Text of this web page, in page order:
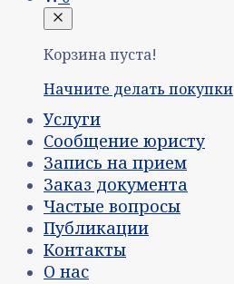
Корзина пуста!
Начните делать покупки
Услуги
Сообщение юристу
Запись на прием
Заказ документа
Частые вопросы
Публикации
Контакты
О нас